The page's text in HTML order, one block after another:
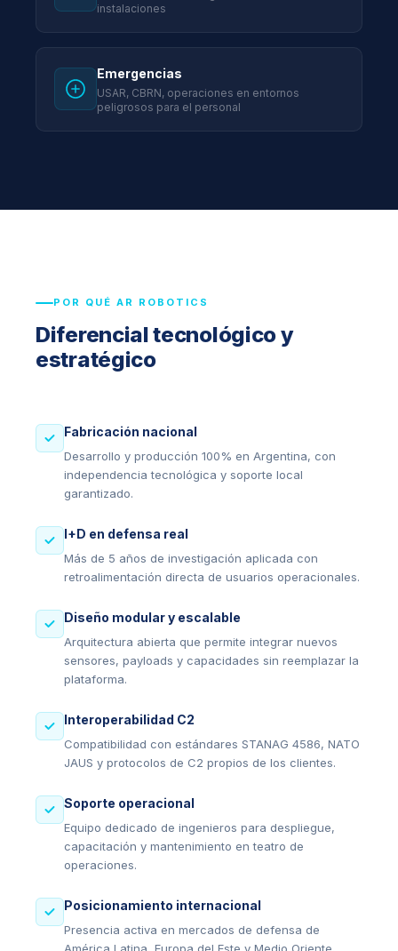
instalaciones
Emergencias
USAR, CBRN, operaciones en entornos
peligrosos para el personal
POR QUÉ AR ROBOTICS
Diferencial tecnológico y
estratégico
Fabricación nacional
Desarrollo y producción 100% en Argentina, con
independencia tecnológica y soporte local
garantizado.
I+D en defensa real
Más de 5 años de investigación aplicada con
retroalimentación directa de usuarios operacionales.
Diseño modular y escalable
Arquitectura abierta que permite integrar nuevos
sensores, payloads y capacidades sin reemplazar la
plataforma.
Interoperabilidad C2
Compatibilidad con estándares STANAG 4586, NATO
JAUS y protocolos de C2 propios de los clientes.
Soporte operacional
Equipo dedicado de ingenieros para despliegue,
capacitación y mantenimiento en teatro de
operaciones.
Posicionamiento internacional
Presencia activa en mercados de defensa de